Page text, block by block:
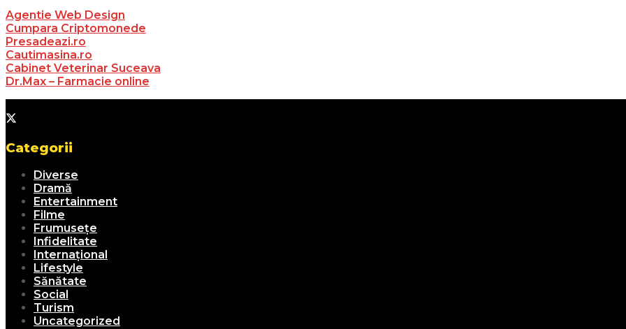
Agentie Web Design
Cumpara Criptomonede
Presadeazi.ro
Cautimasina.ro
Cabinet Veterinar Suceava
Dr.Max – Farmacie online
Categorii
Diverse
Dramă
Entertainment
Filme
Frumusețe
Infidelitate
Internațional
Lifestyle
Sănătate
Social
Turism
Uncategorized